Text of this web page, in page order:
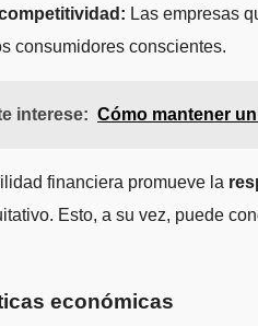
Las empresas
consumidores conscientes.
interese: Cómo mantener
financiera promueve la
Esto, a su vez, puede
económicas